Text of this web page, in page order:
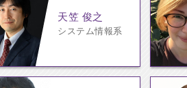
天笠 俊之
システム情報系